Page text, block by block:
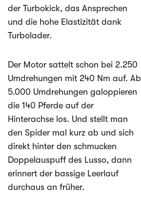
der Turbokick, das Ansprechen
und die hohe Elastizität dank
Turbolader.
Der Motor sattelt schon bei 2.250
Umdrehungen mit 240 Nm auf. Ab
5.000 Umdrehungen galoppieren
die 140 Pferde auf der
Hinterachse los. Und stellt man
den Spider mal kurz ab und sich
direkt hinter den schmucken
Doppelauspuff des Lusso, dann
erinnert der bassige Leerlauf
durchaus an früher.